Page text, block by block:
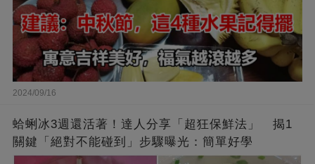
2024/09/16
蛤蜊冰3週還活著！達人分享「超狂保鮮法」 揭1
關鍵「絕對不能碰到」步驟曝光：簡單好學